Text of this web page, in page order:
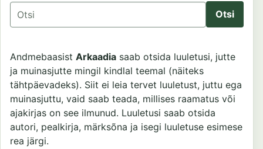
Otsing
Andmebaasist Arkaadia saab otsida luuletusi, jutte
ja muinasjutte mingil kindlal teemal (näiteks
tähtpäevadeks). Siit ei leia tervet luuletust, juttu ega
muinasjuttu, vaid saab teada, millises raamatus või
ajakirjas on see ilmunud. Luuletusi saab otsida
autori, pealkirja, märksõna ja isegi luuletuse esimese
rea järgi.